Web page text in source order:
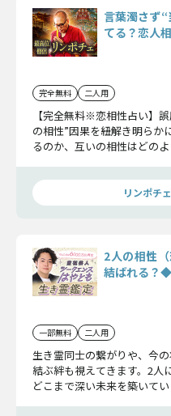
言葉濁さず
てる？恋人
完全無料 二人用
【完全無料※恋相性占い】
の相性”因果を紐解き明ら
るのか、互いの相性はどの
リンポチ
2人の相性
結ばれる？
一部無料 二人用
生き霊同士の繋がりや、今
結ぶ絆も視えてきます。2人
どこまで深い未来を築いて